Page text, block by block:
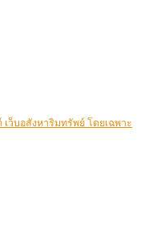
ว็บอสังหาริมทรัพย์ โดยเฉพาะ